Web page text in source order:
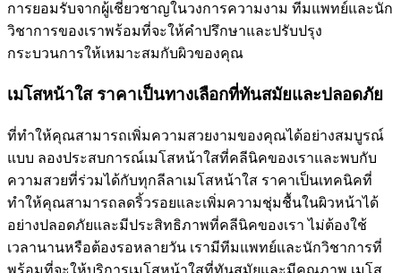
การยอมรับจากผู้เชี่ยวชาญในวงการความงาม ทีมแพทย์และนัก
วิชาการของเราพร้อมที่จะให้คำปรึกษาและปรับปรุง
กระบวนการให้เหมาะสมกับผิวของคุณ
เมโสหน้าใส ราคาเป็นทางเลือกที่ทันสมัยและปลอดภัย
ที่ทำให้คุณสามารถเพิ่มความสวยงามของคุณได้อย่างสมบูรณ์
แบบ ลองประสบการณ์เมโสหน้าใสที่คลีนิคของเราและพบกับ
ความสวยที่ร่วมได้กับทุกลีลาเมโสหน้าใส ราคาเป็นเทคนิคที่
ทำให้คุณสามารถลดริ้วรอยและเพิ่มความชุ่มชื้นในผิวหน้าได้
อย่างปลอดภัยและมีประสิทธิภาพที่คลีนิคของเรา ไม่ต้องใช้
เวลานานหรือต้องรอหลายวัน เรามีทีมแพทย์และนักวิชาการที่
พร้อมที่จะให้บริการเมโสหน้าใสที่ทันสมัยและมีคุณภาพ เมโส